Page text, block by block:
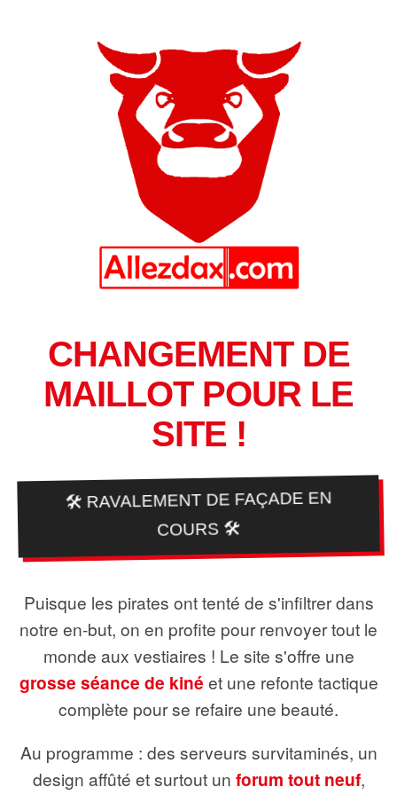
CHANGEMENT DE
MAILLOT POUR LE
SITE !
🛠️ RAVALEMENT DE FAÇADE EN
COURS 🛠️
Puisque les pirates ont tenté de s'infiltrer dans
notre en-but, on en profite pour renvoyer tout le
monde aux vestiaires ! Le site s'offre une
grosse séance de kiné et une refonte tactique
complète pour se refaire une beauté.
Au programme : des serveurs survitaminés, un
design affûté et surtout un forum tout neuf,